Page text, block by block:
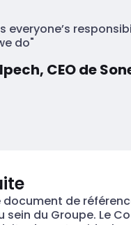
everyone’s
do"
CEO de
document de
du Groupe. Le